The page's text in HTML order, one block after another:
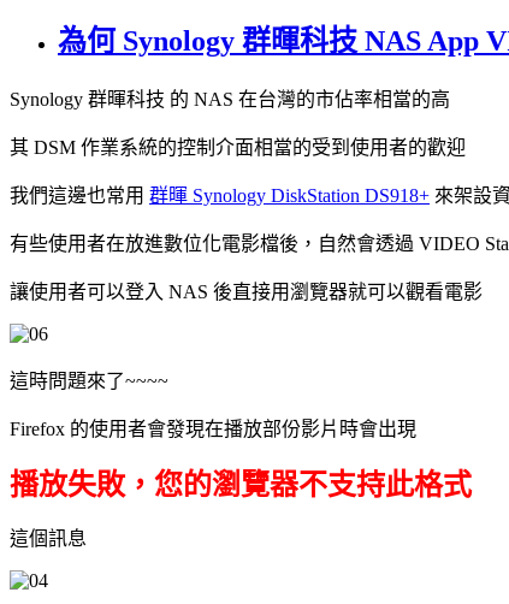
為何 Synology 群暉科技 NAS App
Synology 群暉科技 的 NAS 在台灣的市佔率相當的高
其 DSM 作業系統的控制介面相當的受到使用者的歡迎
我們這邊也常用 群暉 Synology DiskStation DS918+ 來架設
有些使用者在放進數位化電影檔後，自然會透過 VIDEO
讓使用者可以登入 NAS 後直接用瀏覽器就可以觀看電影
這時問題來了~~~~
Firefox 的使用者會發現在播放部份影片時會出現
播放失敗，您的瀏覽器不支持此格式
這個訊息